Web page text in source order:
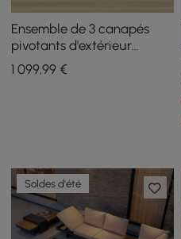
Ensemble de 3 canapés
pivotants d'extérieur
Ropipe kaki avec table
d'appoint en aluminium et
1 099,99 €
Soldes d'été